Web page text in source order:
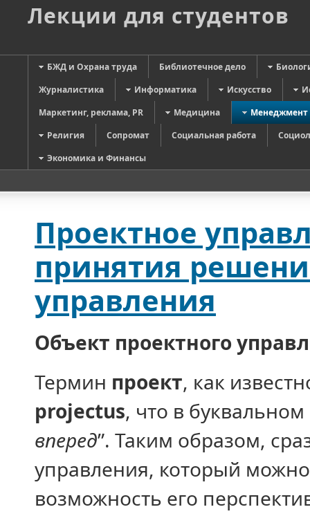
Лекции для студентов
БЖД и Охрана труда Библиотечное дело
Журналистика
Информатика Искусство
Маркетинг, реклама, PR
Медицина
Менеджмент
Религия
Сопромат Социальная работа
Экономика и Финансы
Проектное
принятия
управления
Объект проектного
Термин проект, как
projectus, что в
вперед”. Таким образом,
управления, который можно
возможность его